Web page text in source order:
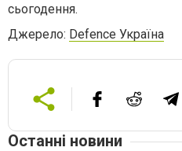
сьогодення.
Джерело: Defence Україна
Останні новини